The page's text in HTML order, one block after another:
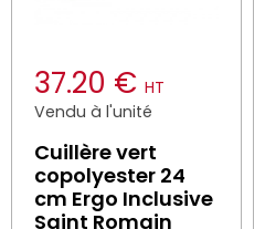
37.20 € HT
Vendu à l'unité
Cuillère vert
copolyester 24
cm Ergo Inclusive
Saint Romain